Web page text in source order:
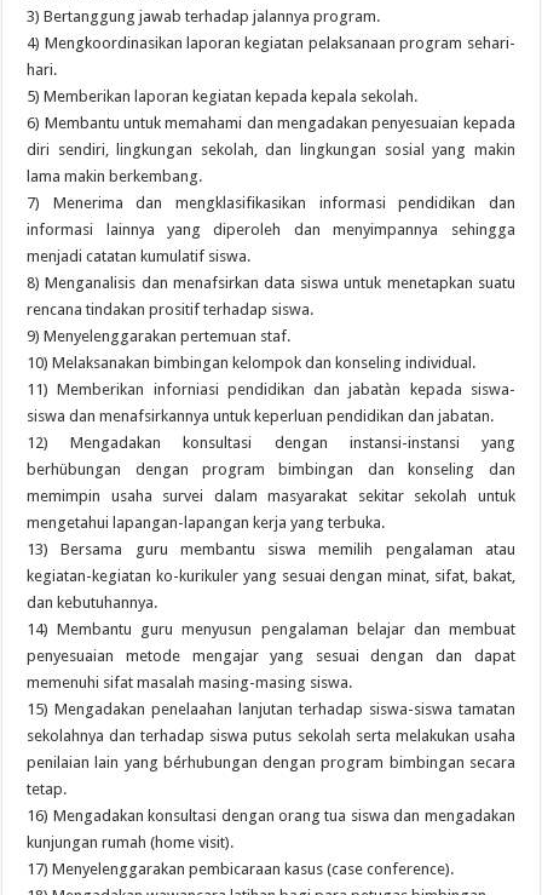
3) Bertanggung jawab terhadap jalannya program.
4) Mengkoordinasikan laporan kegiatan pelaksanaan program sehari-
hari.
5) Memberikan laporan kegiatan kepada kepala sekolah.
6) Membantu untuk memahami dan mengadakan penyesuaian kepada
diri sendiri, lingkungan sekolah, dan lingkungan sosial yang makin
lama makin berkembang.
7) Menerima dan mengklasifikasikan informasi pendidikan dan
informasi lainnya yang diperoleh dan menyimpannya sehingga
menjadi catatan kumulatif siswa.
8) Menganalisis dan menafsirkan data siswa untuk menetapkan suatu
rencana tindakan prositif terhadap siswa.
9) Menyelenggarakan pertemuan staf.
10) Melaksanakan bimbingan kelompok dan konseling individual.
11) Memberikan inforniasi pendidikan dan jabatàn kepada siswa-
siswa dan menafsirkannya untuk keperluan pendidikan dan jabatan.
12) Mengadakan konsultasi dengan instansi-instansi yang
berhübungan dengan program bimbingan dan konseling dan
memimpin usaha survei dalam masyarakat sekitar sekolah untuk
mengetahui lapangan-lapangan kerja yang terbuka.
13) Bersama guru membantu siswa memilih pengalaman atau
kegiatan-kegiatan ko-kurikuler yang sesuai dengan minat, sifat, bakat,
dan kebutuhannya.
14) Membantu guru menyusun pengalaman belajar dan membuat
penyesuaian metode mengajar yang sesuai dengan dan dapat
memenuhi sifat masalah masing-masing siswa.
15) Mengadakan penelaahan lanjutan terhadap siswa-siswa tamatan
sekolahnya dan terhadap siswa putus sekolah serta melakukan usaha
penilaian lain yang bérhubungan dengan program bimbingan secara
tetap.
16) Mengadakan konsultasi dengan orang tua siswa dan mengadakan
kunjungan rumah (home visit).
17) Menyelenggarakan pembicaraan kasus (case conference).